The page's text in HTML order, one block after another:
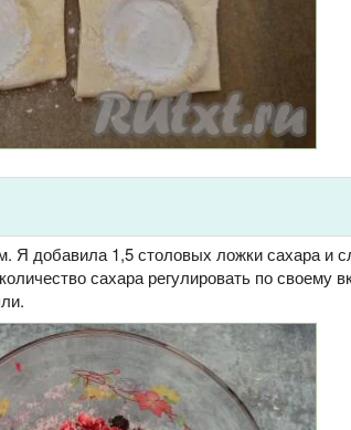
Я добавила 1,5 столовых ложки сахара и
сахара регулировать по своему